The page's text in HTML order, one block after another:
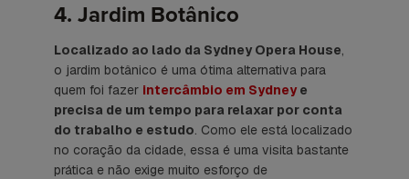
4. Jardim Botânico
Localizado ao lado da Sydney Opera House,
o jardim botânico é uma ótima alternativa para
quem foi fazer intercâmbio em Sydneye
precisa de um tempo para relaxar por conta
do trabalho e estudo. Como ele está localizado
no coração da cidade, essa é uma visita bastante
prática e não exige muito esforço de